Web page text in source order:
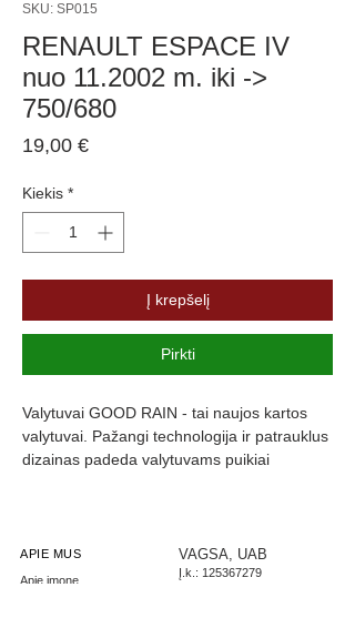
SKU: SP015
RENAULT ESPACE IV
nuo 11.2002 m. iki ->
750/680
19,00 €Price
Kiekis *
Į krepšelį
Pirkti
Valytuvai GOOD RAIN - tai naujos kartos
valytuvai. Pažangi technologija ir patrauklus
dizainas padeda valytuvams puikiai
triukšmą ir užtikrina komfortą.
APIE MUS
Apie įmonę
VAGSA, UAB
Į.k.: 125367279